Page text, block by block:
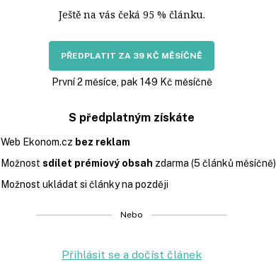
Ještě na vás čeká 95 % článku.
PŘEDPLATIT ZA 39 KČ MĚSÍČNĚ
První 2 měsíce, pak 149 Kč měsíčně
S předplatným získáte
Web Ekonom.cz bez reklam
Možnost sdílet prémiový obsah zdarma (5 článků měsíčně)
Možnost ukládat si články na později
Nebo
Přihlásit se a dočíst článek